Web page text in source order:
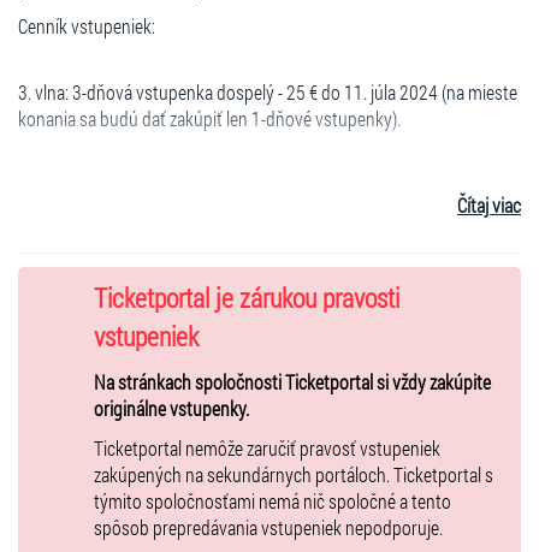
Cenník vstupeniek:
3. vlna: 3-dňová vstupenka dospelý - 25 € do 11. júla 2024 (na mieste
konania sa budú dať zakúpiť len 1-dňové vstupenky).
3-dňový detský lístok počas celého predpredaja: 10 € (dieťa od
Predaj lístkov na mieste konania festivalu:
1-dňový dospelý – 15 €
1-dňový detský – 10 € (dieťa od 120cm do 15 rokov).
Deti do 120 cm majú vstup zadarmo.
Dôchodcovia od 65 rokov majú vstup zadarmo.
Držitelia preukazu ŤZP-S majú vstup zadarmo (vrátane sprievodu).
Čítaj viac
Ticketportal je zárukou pravosti
vstupeniek
Na stránkach spoločnosti Ticketportal si vždy zakúpite
originálne vstupenky.
Ticketportal nemôže zaručiť pravosť vstupeniek
zakúpených na sekundárnych portáloch. Ticketportal s
týmito spoločnosťami nemá nič spoločné a tento
spôsob prepredávania vstupeniek nepodporuje.